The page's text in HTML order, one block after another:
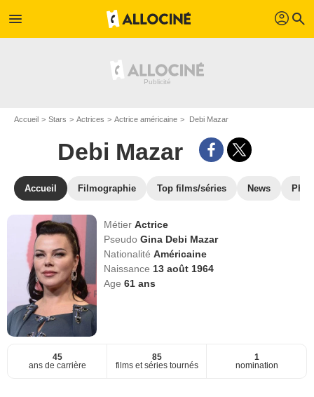
menu profil search
Accueil Stars Actrices Actrice américaine Debi Mazar
Debi Mazar
Accueil Filmographie Top films/séries News
MétierActrice
PseudoGina Debi Mazar
NationalitéAméricaine
Naissance 13 août 1964
Age61 ans
45
ans de carrière
85
films et séries tournés
1
nomination